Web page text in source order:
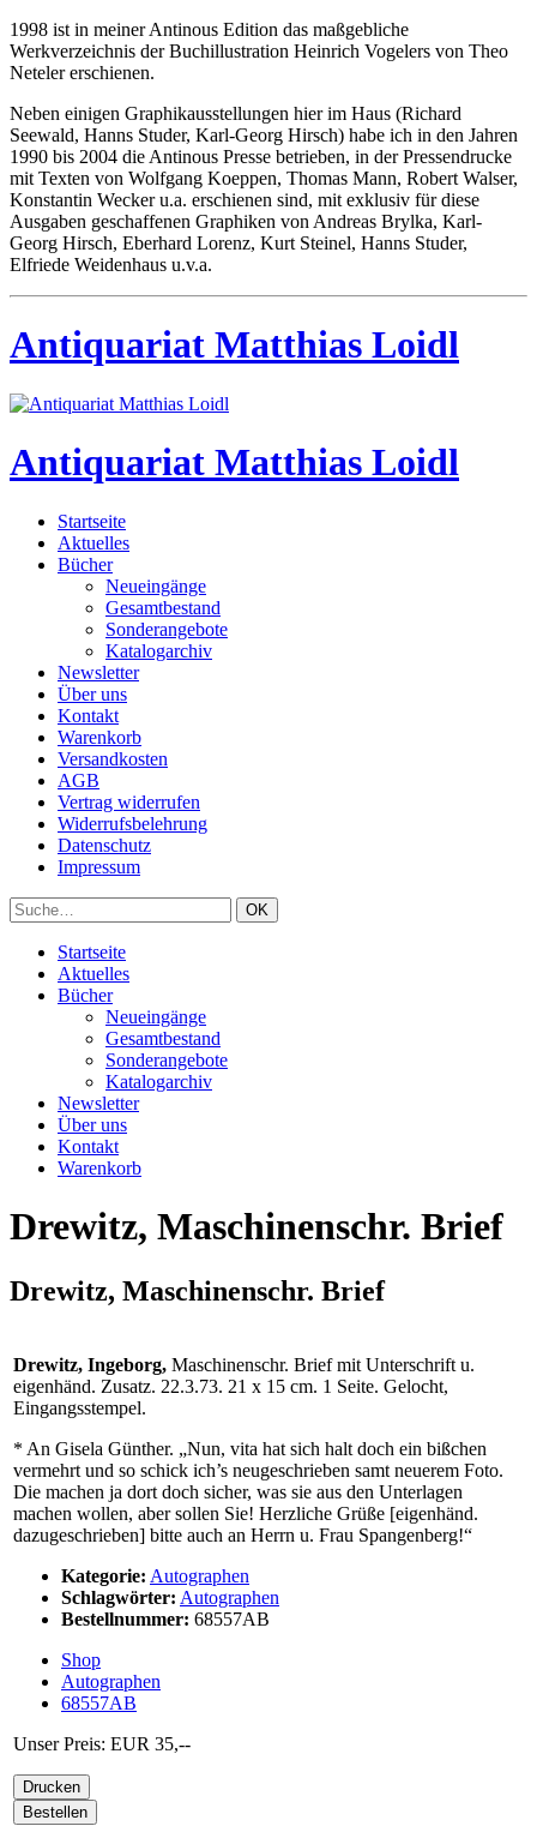
1998 ist in meiner Antinous Edition das maßgebliche
Werkverzeichnis der Buchillustration Heinrich Vogelers von Theo
Neteler erschienen.
Neben einigen Graphikausstellungen hier im Haus (Richard
Seewald, Hanns Studer, Karl-Georg Hirsch) habe ich in den Jahren
1990 bis 2004 die Antinous Presse betrieben, in der Pressendrucke
mit Texten von Wolfgang Koeppen, Thomas Mann, Robert Walser,
Konstantin Wecker u.a. erschienen sind, mit exklusiv für diese
Ausgaben geschaffenen Graphiken von Andreas Brylka, Karl-
Georg Hirsch, Eberhard Lorenz, Kurt Steinel, Hanns Studer,
Elfriede Weidenhaus u.v.a.
Antiquariat Matthias Loidl
Antiquariat Matthias Loidl
Startseite
Aktuelles
Bücher
Neueingänge
Gesamtbestand
Sonderangebote
Katalogarchiv
Newsletter
Über uns
Kontakt
Warenkorb
Versandkosten
AGB
Vertrag widerrufen
Widerrufsbelehrung
Datenschutz
Impressum
Startseite
Aktuelles
Bücher
Neueingänge
Gesamtbestand
Sonderangebote
Katalogarchiv
Newsletter
Über uns
Kontakt
Warenkorb
Drewitz, Maschinenschr. Brief
Drewitz, Maschinenschr. Brief
Drewitz, Ingeborg, Maschinenschr. Brief mit Unterschrift u.
eigenhänd. Zusatz. 22.3.73. 21 x 15 cm. 1 Seite. Gelocht,
Eingangsstempel.
* An Gisela Günther. „Nun, vita hat sich halt doch ein bißchen
vermehrt und so schick ich’s neugeschrieben samt neuerem Foto.
Die machen ja dort doch sicher, was sie aus den Unterlagen
machen wollen, aber sollen Sie! Herzliche Grüße [eigenhänd.
dazugeschrieben] bitte auch an Herrn u. Frau Spangenberg!“
Kategorie: Autographen
Schlagwörter: Autographen
Bestellnummer: 68557AB
Shop
Autographen
68557AB
Unser Preis: EUR 35,--